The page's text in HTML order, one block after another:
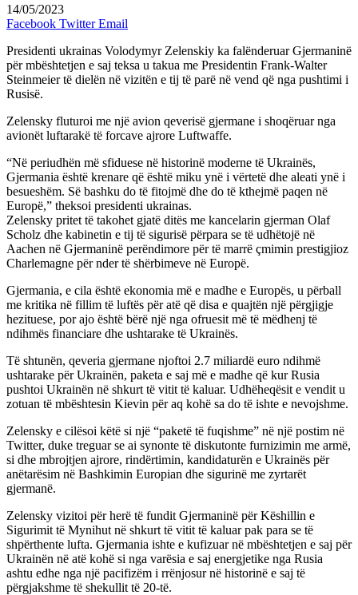
14/05/2023
Facebook Twitter Email
Presidenti ukrainas Volodymyr Zelenskiy ka falënderuar Gjermaninë
për mbështetjen e saj teksa u takua me Presidentin Frank-Walter
Steinmeier të dielën në vizitën e tij të parë në vend që nga pushtimi i
Rusisë.
Zelensky fluturoi me një avion qeverisë gjermane i shoqëruar nga
avionët luftarakë të forcave ajrore Luftwaffe.
“Në periudhën më sfiduese në historinë moderne të Ukrainës,
Gjermania është krenare që është miku ynë i vërtetë dhe aleati ynë i
besueshëm. Së bashku do të fitojmë dhe do të kthejmë paqen në
Europë,” theksoi presidenti ukrainas.
Zelensky pritet të takohet gjatë ditës me kancelarin gjerman Olaf
Scholz dhe kabinetin e tij të sigurisë përpara se të udhëtojë në
Aachen në Gjermaninë perëndimore për të marrë çmimin prestigjioz
Charlemagne për nder të shërbimeve në Europë.
Gjermania, e cila është ekonomia më e madhe e Europës, u përball
me kritika në fillim të luftës për atë që disa e quajtën një përgjigje
hezituese, por ajo është bërë një nga ofruesit më të mëdhenj të
ndihmës financiare dhe ushtarake të Ukrainës.
Të shtunën, qeveria gjermane njoftoi 2.7 miliardë euro ndihmë
ushtarake për Ukrainën, paketa e saj më e madhe që kur Rusia
pushtoi Ukrainën në shkurt të vitit të kaluar. Udhëheqësit e vendit u
zotuan të mbështesin Kievin për aq kohë sa do të ishte e nevojshme.
Zelensky e cilësoi këtë si një “paketë të fuqishme” në një postim në
Twitter, duke treguar se ai synonte të diskutonte furnizimin me armë,
si dhe mbrojtjen ajrore, rindërtimin, kandidaturën e Ukrainës për
anëtarësim në Bashkimin Europian dhe sigurinë me zyrtarët
gjermanë.
Zelensky vizitoi për herë të fundit Gjermaninë për Këshillin e
Sigurimit të Mynihut në shkurt të vitit të kaluar pak para se të
shpërthente lufta. Gjermania ishte e kufizuar në mbështetjen e saj për
Ukrainën në atë kohë si nga varësia e saj energjetike nga Rusia
ashtu edhe nga një pacifizëm i rrënjosur në historinë e saj të
përgjakshme të shekullit të 20-të.